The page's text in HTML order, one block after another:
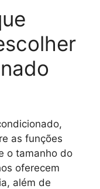
as funções
o tamanho do
oferecem
além de